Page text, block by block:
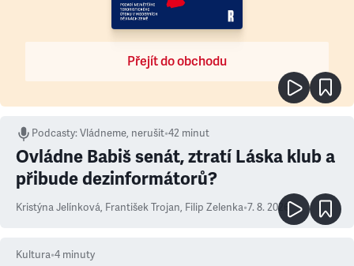
Přejít do obchodu
Podcasty:Vládneme, nerušit•42 minut
Ovládne Babiš senát, ztratí Láska klub a
přibude dezinformátorů?
Kristýna Jelínková, František Trojan, Filip Zelenka•7. 8. 2026
Kultura•4 minuty